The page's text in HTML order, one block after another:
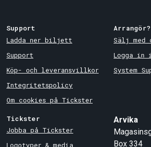
Support
Ladda ner biljett
Support
Köp- och leveransvillkor
Integritetspolicy
Om cookies på Tickster
Arrangör?
Sälj med
Logga in i
System
Tickster
Jobba på Tickster
Logotyper & media
Arvika
Box 334